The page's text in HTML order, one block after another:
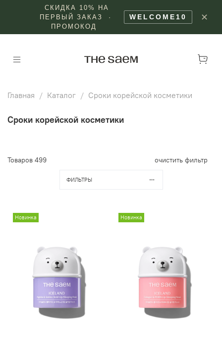
СКИДКА 10% НА
ПЕРВЫЙ ЗАКАЗ ·
ПРОМОКОД
WELCOME10 ✕
Главная Каталог Сроки корейской косметики
Сроки корейской косметики
Товаров 499 очистить фильтр
ФИЛЬТРЫ
Новинка Новинка